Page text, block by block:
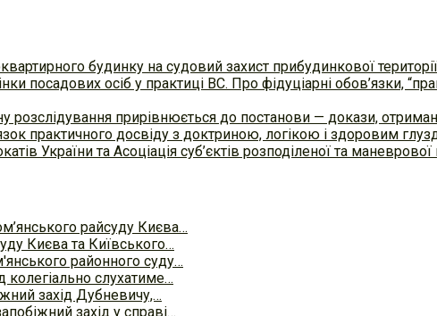
будинку на судовий захист прибудинкової
посадових осіб у практиці ВC. Про фідуціарні обов’язки,
розслідування прирівнюється до постанови — докази,
практичного досвіду з доктриною, логікою і здоровим
України та Асоціація суб’єктів розподіленої та
райсуду Києва…
Києва та Київського…
районного суду…
колегіально слухатиме…
захід Дубневичу,…
захід у справі…